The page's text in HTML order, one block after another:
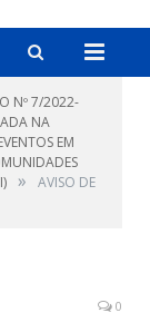
Nº 7/2022-
NA
EM
»
AVISO DE
0